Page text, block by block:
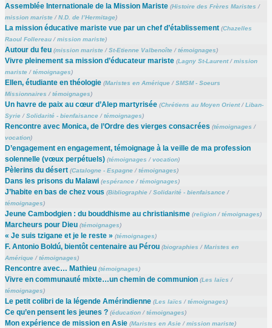
Assemblée Internationale de la Mission Mariste (Histoire des Frères Maristes /
mission mariste/N.D. de l’Hermitage)
La mission éducative mariste vue par un chef d’établissement (Chazelles
Raoul Follereau/mission mariste)
Autour du feu (mission mariste/St-Etienne Valbenoîte/témoignages)
Vivre pleinement sa mission d’éducateur mariste (Lagny St-Laurent/mission
mariste/témoignages)
Ellen, étudiante en théologie (Maristes en Amérique/SMSM - Soeurs
Missionnaires /témoignages)
Un havre de paix au cœur d’Alep martyrisée (Chrétiens au Moyen Orient/Liban-
Syrie/Solidarité - bienfaisance/témoignages)
Rencontre avec Monica, de l’Ordre des vierges consacrées (témoignages /
vocation)
D’engagement en engagement, témoignage à la veille de ma profession
solennelle (vœux perpétuels) (témoignages /vocation)
Pèlerins du désert (Catalogne - Espagne/témoignages)
Dans les prisons du Malawi (espérance/témoignages)
J’habite en bas de chez vous (Bibliographie/Solidarité - bienfaisance/
témoignages)
Jeune Cambodgien : du bouddhisme au christianisme (religion/témoignages)
Marcheurs pour Dieu (témoignages)
« Je suis tzigane et je le reste » (témoignages)
F. Antonio Boldú, bientôt centenaire au Pérou (biographies /Maristes en
Amérique/témoignages)
Rencontre avec… Mathieu (témoignages)
Vivre en communauté mixte…un chemin de communion (Les laïcs /
témoignages)
Le petit colibri de la légende Amérindienne (Les laïcs /témoignages)
Ce qu’en pensent les jeunes ? (éducation/témoignages)
Mon expérience de mission en Asie (Maristes en Asie/mission mariste)